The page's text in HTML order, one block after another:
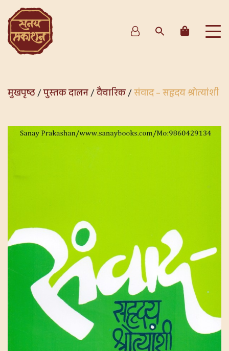
मुखपृष्ठ/पुस्तक दालन/वैचारिक/संवाद – सहृदय श्रोत्यांशी